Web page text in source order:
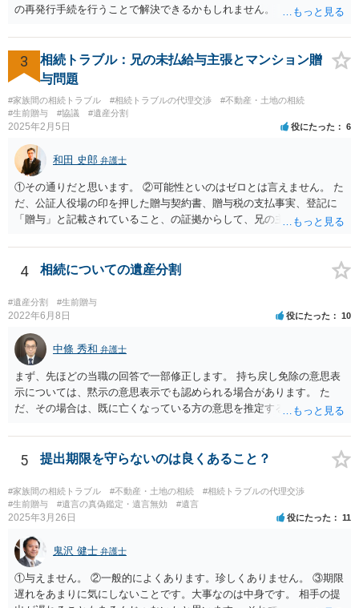
の再発行手続を行うことで解決できるかもしれません。
3
相続トラブル：兄の未払給与主張とマンション贈
与問題
#家族間の相続トラブル #相続トラブルの代理交渉
#不動産・土地の相続
#生前贈与
#協議 #遺産分割
2025年2月5日 役にたった 6
和田 史郎 弁護士
①その通りだと思います。 ②可能性といのはゼロとは言えません。 た
だ、公証人役場の印を押した贈与契約書、贈与税の支払事実、登記に
「贈与」と記載されていること、の証拠からして、兄の主張は通らな
わなければ、遺産分割調停を申し立てて進めるのがベターのような気
がしますね。
4 相続についての遺産分割
#遺産分割 #生前贈与
2022年6月8日 役にたった 10
中條 秀和 弁護士
まず、先ほどの当職の回答で一部修正します。 持ち戻し免除の意思表
示については、黙示の意思表示でも認められる場合があります。 た
だ、その場合は、既に亡くなっている方の意思を推定することになり
持ち戻し免除の意思表示は書面で明確にしておいていただくべきとい
う結論は変わりません。 誤解を与えるような回答でした。失礼しまし
た。 文言については、「〇〇に対する生前贈与による特別受益の持ち
戻しをすべて免除する」というのがオーソドックスなものですが、ご
心配ならば、弁護士のところに行って、特別受益となりそうな贈与に
ついて説明した上で、適切な文言についてご相談してみてはいかがで
しょうか。
5 提出期限を守らないのは良くあること？
#家族間の相続トラブル #不動産・土地の相続
#相続トラブルの代理交渉
#生前贈与
#遺言の真偽鑑定・遺言無効 #遺言
2025年3月26日 役にたった 11
鬼沢 健士 弁護士
①与えません。 ②一般的によくあります。珍しくありません。 ③期限
遅れをあまりに気にしないことです。大事なのは中身です。 相手の提